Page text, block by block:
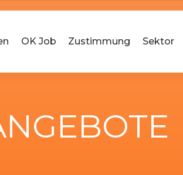
OK Job Zustimmung Sektor